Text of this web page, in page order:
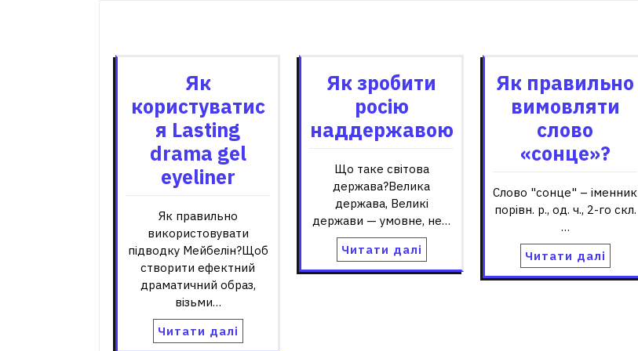
Як
користуватис
я Lasting
drama gel
eyeliner
Як правильно
використовувати
підводку Мейбелін?Щоб
створити ефектний
драматичний образ,
візьми…
Читати далі
Як зробити
росію
наддержавою
Що таке світова
держава?Велика
держава, Великі
держави — умовне, не…
Читати далі
Як правильно
вимовляти
слово
«сонце»?
Слово "сонце" – іменник
порівн. р., од. ч., 2-го скл.
…
Читати далі